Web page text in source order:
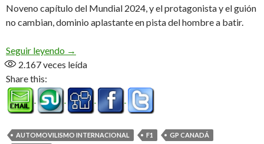
Noveno capítulo del Mundial 2024, y el protagonista y el guión
no cambian, dominio aplastante en pista del hombre a batir.
Seguir leyendo Max puede con todo
→
2.167veces leída
Share this:
AUTOMOVILISMO INTERNACIONAL F1
GP CANADÁ